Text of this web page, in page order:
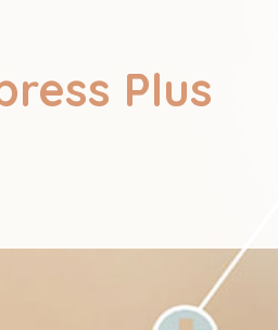
Plus